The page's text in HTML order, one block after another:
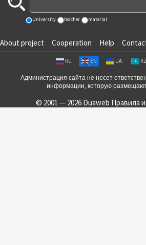
University teacher material
About project Cooperation Help
RU EN UA KZ
Администрация сайта не несет
информации, которую
© 2001 — 2026 Duaweb Правила